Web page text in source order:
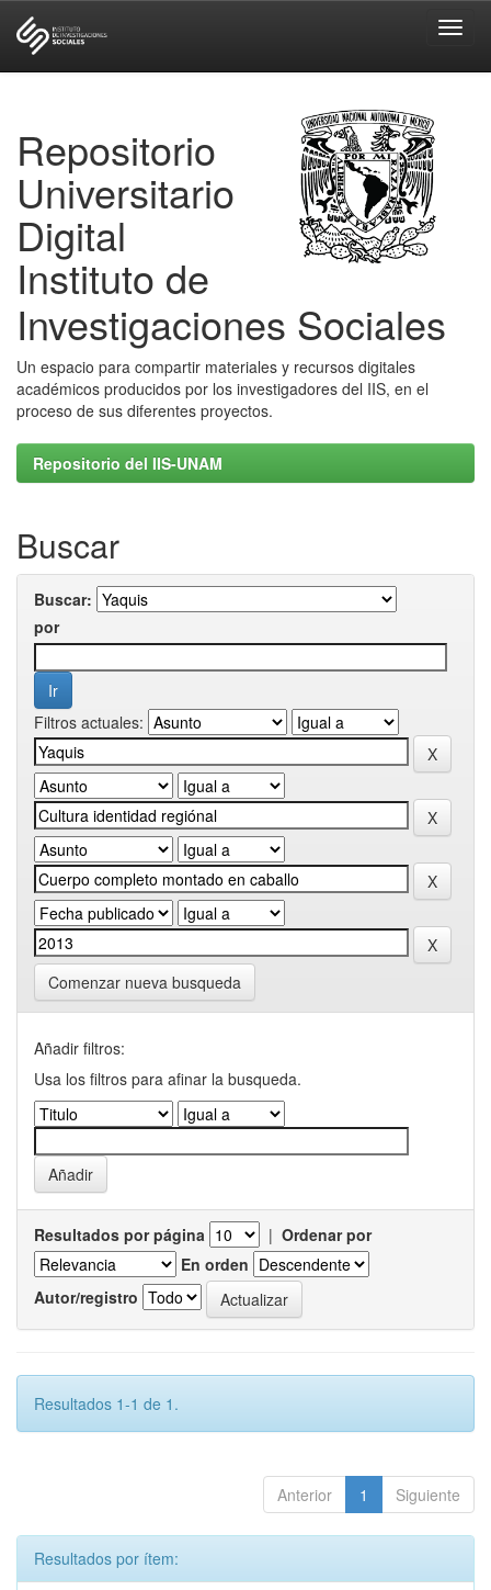
Repositorio
Universitario
Digital
Instituto de
Investigaciones Sociales
Un espacio para compartir materiales y recursos digitales
académicos producidos por los investigadores del IIS, en el
proceso de sus diferentes proyectos.
Repositorio del IIS-UNAM
Buscar
Buscar:
por
Filtros actuales:
Comenzar nueva busqueda
Añadir filtros:
Usa los filtros para afinar la busqueda.
Resultados por página | Ordenar por
En orden
Autor/registro
Resultados 1-1 de 1.
Anterior 1 Siguiente
Resultados por ítem: